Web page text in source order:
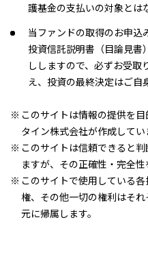
護基金の支払いの対象とは
当ファンドの取得のお申込
投資信託説明書（目論見書
ししますので、必ずお受取
え、投資の最終決定はご自
このサイトは情報の提供を
タイン株式会社が作成してい
このサイトは信頼できると
ますが、その正確性・完全
このサイトで使用している
権、その他一切の権利はそ
元に帰属します。